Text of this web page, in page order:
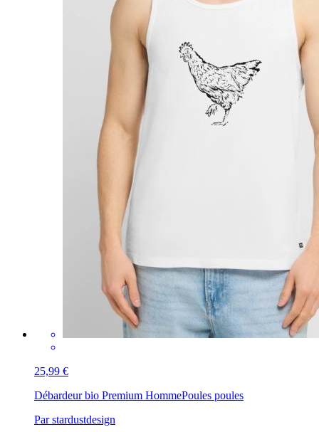
25,99 €
Débardeur bio Premium HommePoules poules
Par stardustdesign